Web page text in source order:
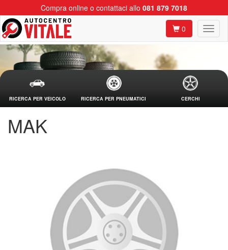
Compra online o contattaci allo 081 879 7018
0
RICERCA PER VEICOLO RICERCA PER PNEUMATICI CERCHI
MAK